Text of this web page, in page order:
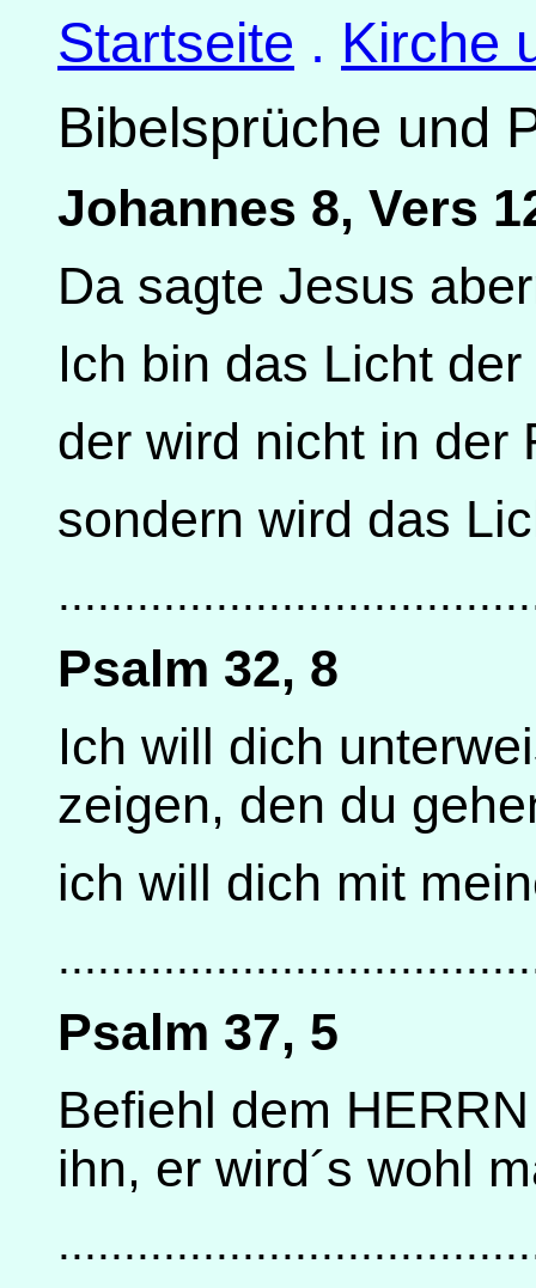
Startseite . Kirche
Bibelsprüche und
Johannes 8, Vers
Da sagte Jesus
Ich bin das Licht
der wird nicht in der
sondern wird das
Psalm 32, 8
Ich will dich
zeigen, den du
ich will dich mit
Psalm 37, 5
Befiehl dem
ihn, er wird´s wohl